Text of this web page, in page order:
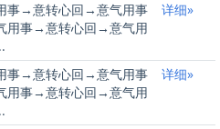
事→意转心回→意气用事
用事→意转心回→意气用
详细»
事→意转心回→意气用事
用事→意转心回→意气用
详细»